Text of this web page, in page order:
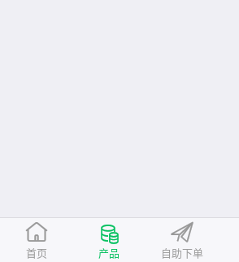
首页 产品 自助下单